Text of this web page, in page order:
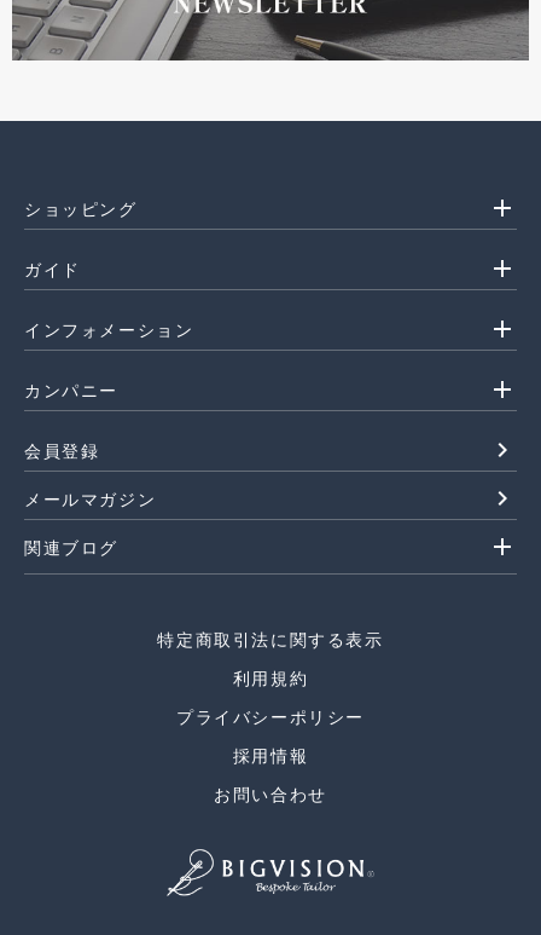
ショッピング add
ガイド add
インフォメーション add
カンパニー add
会員登録 navigate_next
メールマガジン navigate_next
関連ブログ add
特定商取引法に関する表示
利用規約
プライバシーポリシー
採用情報
お問い合わせ